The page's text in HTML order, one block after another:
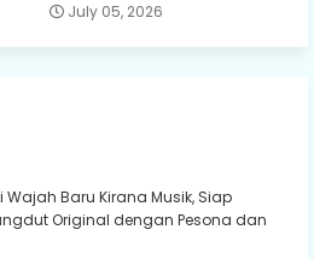
July 05, 2026
Baru Kirana Musik, Siap
Original dengan Pesona dan